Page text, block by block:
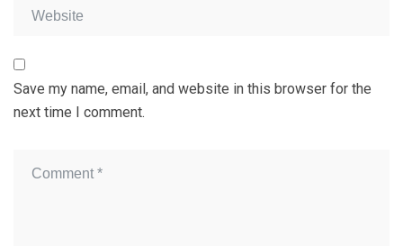
Save my name, email, and website in this browser for the
next time I comment.